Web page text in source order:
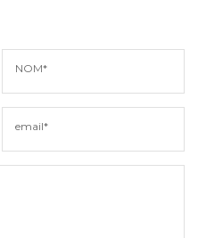
NOM*
email*